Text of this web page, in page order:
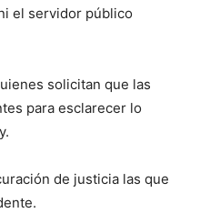
el servidor público
solicitan que las
para esclarecer lo
de justicia las que